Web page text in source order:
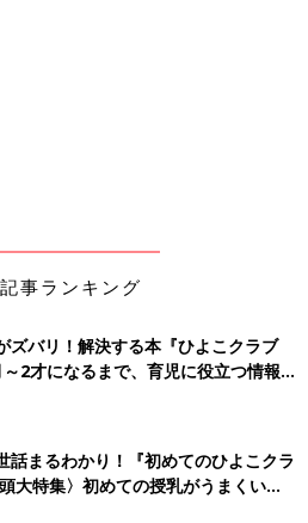
事ランキング
ズバリ！解決する本『ひよこクラブ
2才になるまで、育児に役立つ情報が
話まるわかり！『初めてのひよこクラ
大特集〉初めての授乳がうまくい
ミルクの基本と夏のトラブル 解決テ